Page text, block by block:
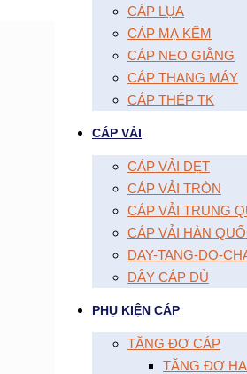
CÁP LỤA
CÁP MẠ KẼM
CÁP NEO GIẰNG
CÁP THANG MÁY
CÁP THÉP TK
CÁP VẢI
CÁP VẢI DẸT
CÁP VẢI TRÒN
CÁP VẢI TRUNG
CÁP VẢI HÀN
DAY-TANG-DO-
DÂY CÁP DÙ
PHỤ KIỆN CÁP
TĂNG ĐƠ CÁP
TĂNG ĐƠ